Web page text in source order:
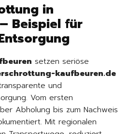
in
Beispiel für
setzen seriöse
kaufbeuren.de
und
Vom ersten
Abholung bis zum Nachweis
Mit regionalen